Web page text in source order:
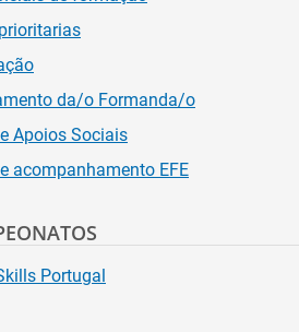
da/o Formanda/o
Apoios Sociais
acompanhamento EFE
Portugal